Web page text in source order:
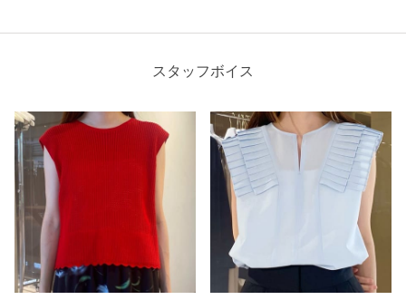
スタッフボイス